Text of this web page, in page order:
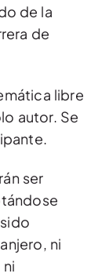
de la
de
libre
autor. Se
ser
ni